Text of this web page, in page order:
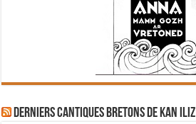
Derniers cantiques bretons de Kan Iliz